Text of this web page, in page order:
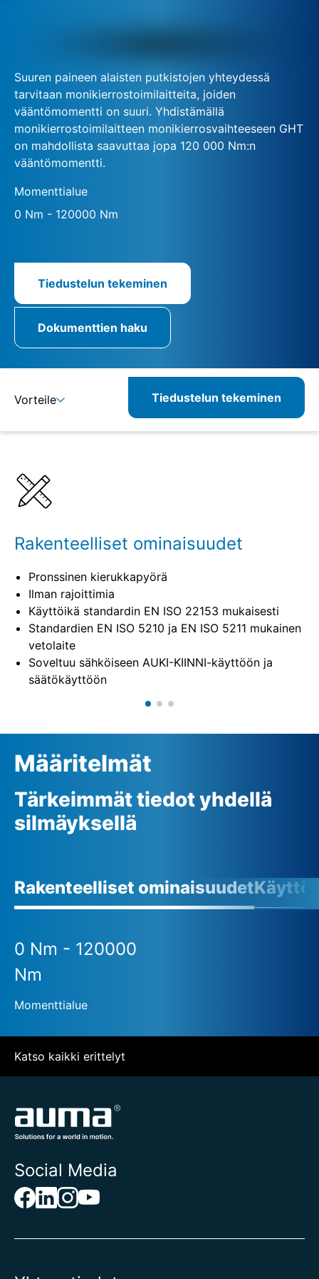
Suuren paineen alaisten putkistojen yhteydessä
tarvitaan monikierrostoimilaitteita, joiden
vääntömomentti on suuri. Yhdistämällä
monikierrostoimilaitteen monikierrosvaihteeseen GHT
on mahdollista saavuttaa jopa 120 000 Nm:n
vääntömomentti.
Momenttialue
0 Nm - 120000 Nm
Tiedustelun tekeminen
Dokumenttien haku
Vorteile Tiedustelun tekeminen
Rakenteelliset ominaisuudet
Pronssinen kierukkapyörä
Ilman rajoittimia
Käyttöikä standardin EN ISO 22153 mukaisesti
Standardien EN ISO 5210 ja EN ISO 5211 mukainen
vetolaite
Soveltuu sähköiseen AUKI-KIINNI-käyttöön ja
säätökäyttöön
Määritelmät
Tärkeimmät tiedot yhdellä
silmäyksellä
Rakenteelliset ominaisuudet
0 Nm - 120000
Nm
Momenttialue
Katso kaikki erittelyt
Social Media